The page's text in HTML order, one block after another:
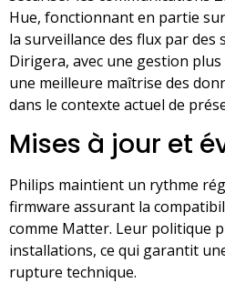
Hue, fonctionnant en partie
la surveillance des flux par des
Dirigera, avec une gestion
une meilleure maîtrise des
dans le contexte actuel de
Mises à jour et
Philips maintient un rythme
firmware assurant la
comme Matter. Leur politique
installations, ce qui garantit
rupture technique.